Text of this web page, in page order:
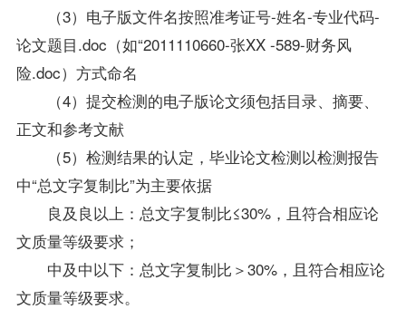
（3）电子版文件名按照准考证号-姓名-专业代码-
论文题目.doc（如“2011110660-张XX -589-财务风
险.doc）方式命名
（4）提交检测的电子版论文须包括目录、摘要、
正文和参考文献
（5）检测结果的认定，毕业论文检测以检测报告
中“总文字复制比”为主要依据
良及良以上：总文字复制比≤30%，且符合相应论
文质量等级要求；
中及中以下：总文字复制比＞30%，且符合相应论
文质量等级要求。